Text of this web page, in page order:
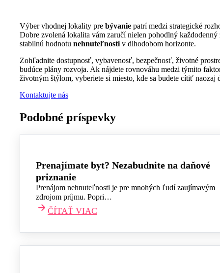
Výber vhodnej lokality pre bývanie patrí medzi strategické
Dobre zvolená lokalita vám zaručí nielen pohodlný každodenný
stabilnú hodnotu nehnuteľnostiv dlhodobom horizonte.
Zohľadnite dostupnosť, vybavenosť, bezpečnosť, životné
budúce plány rozvoja. Ak nájdete rovnováhu medzi týmito
životným štýlom, vyberiete si miesto, kde sa budete cítiť naozaj
Kontaktujte nás
Podobné príspevky
Prenajímate byt? Nezabudnite na daňové
priznanie
Prenájom nehnuteľnosti je pre mnohých ľudí zaujímavým
zdrojom príjmu. Popri…
ČÍTAŤ VIAC